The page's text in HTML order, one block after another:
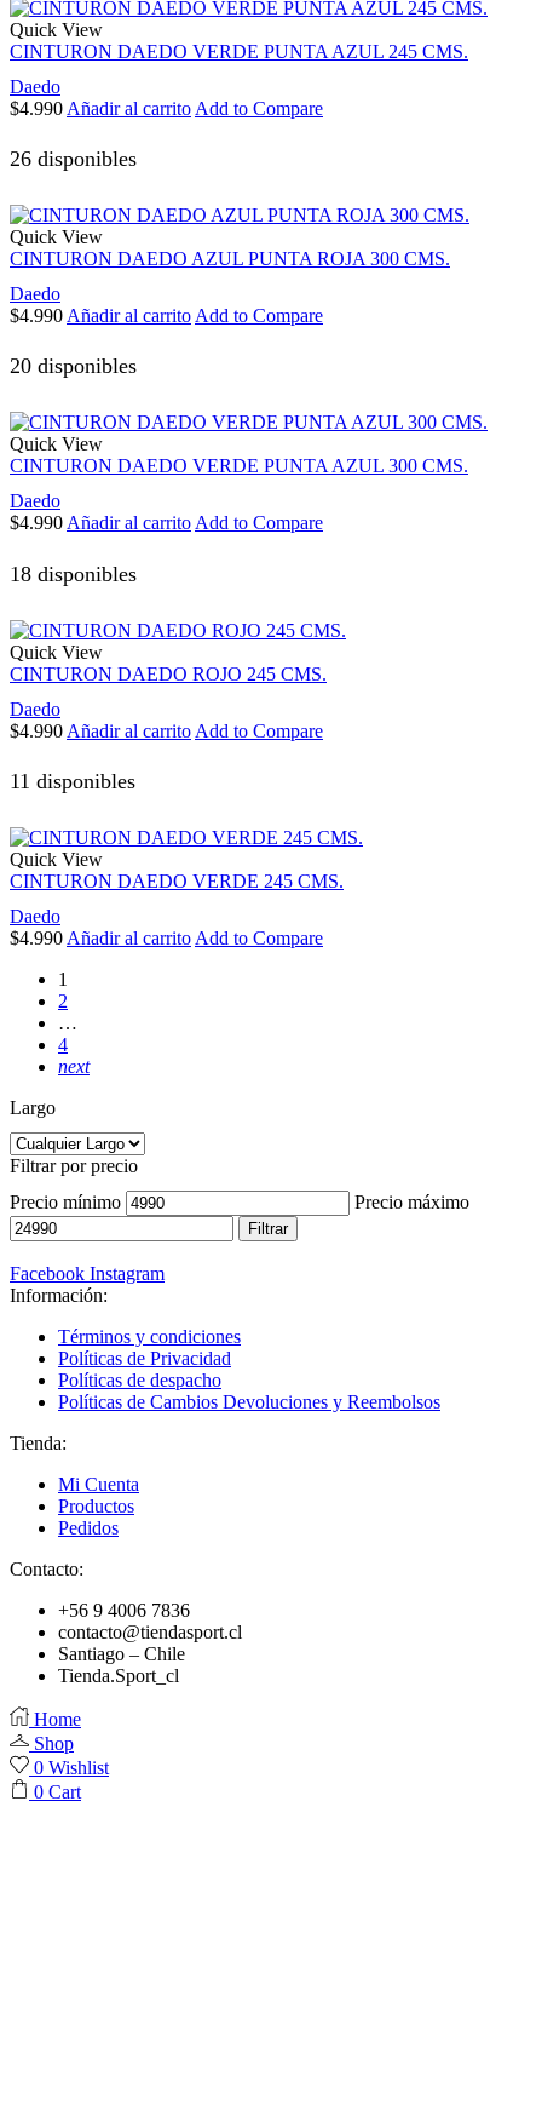
Quick View
CINTURON DAEDO VERDE PUNTA AZUL 245 CMS.
Daedo
$4.990 Añadir al carrito Add to Compare
26 disponibles
Quick View
CINTURON DAEDO AZUL PUNTA ROJA 300 CMS.
Daedo
$4.990 Añadir al carrito Add to Compare
20 disponibles
Quick View
CINTURON DAEDO VERDE PUNTA AZUL 300 CMS.
Daedo
$4.990Añadir al carritoAdd to Compare
18 disponibles
Quick View
CINTURON DAEDO ROJO 245 CMS.
Daedo
$4.990 Añadir al carrito Add to Compare
11 disponibles
Quick View
CINTURON DAEDO VERDE 245 CMS.
Daedo
$4.990 Añadir al carrito Add to Compare
1
2
…
4
next
Largo
Filtrar por precio
Precio mínimo
Precio máximo
Filtrar
Facebook Instagram
Información:
Términos y condiciones
Políticas de Privacidad
Políticas de despacho
Políticas de Cambios Devoluciones y Reembolsos
Tienda:
Mi Cuenta
Productos
Pedidos
Contacto:
+56 9 4006 7836
contacto@tiendasport.cl
Santiago – Chile
Tienda.Sport_cl
Home
Shop
0 Wishlist
0 Cart